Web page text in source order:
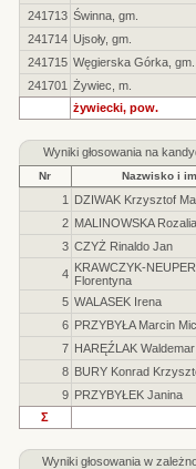
241713 Świnna, gm.
241714 Ujsoły, gm.
241715 Węgierska Górka, gm.
241701 Żywiec, m.
żywiecki, pow.
Wyniki głosowania na
Nr Nazwisko i
1 DZIWAK Krzysztof
2 MALINOWSKA
3 CZYŻ Rinaldo Jan
4 KRAWCZYK-
Florentyna
5 WALASEK Irena
6 PRZYBYŁA Marcin
7 HARĘŹLAK
8 BURY Konrad
9 PRZYBYŁEK Janina
Σ
Wyniki głosowania w